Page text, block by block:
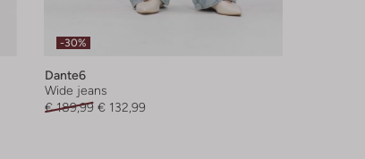
-30%
Dante6
Wide jeans
€ 189,99 € 132,99